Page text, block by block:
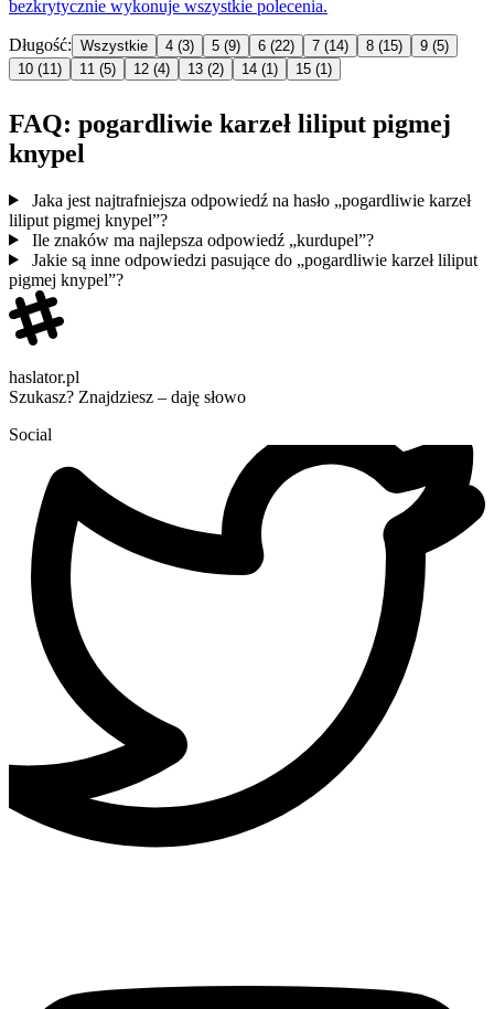
bezkrytycznie wykonuje wszystkie polecenia.
Długość: Wszystkie 4 (3) 5 (9) 6 (22) 7 (14) 8 (15) 9 (5)
10 (11) 11 (5) 12 (4) 13 (2) 14 (1) 15 (1)
FAQ: pogardliwie karzeł liliput pigmej
knypel
Jaka jest najtrafniejsza odpowiedź na hasło „pogardliwie karzeł
liliput pigmej knypel”?
Ile znaków ma najlepsza odpowiedź „kurdupel”?
Jakie są inne odpowiedzi pasujące do „pogardliwie karzeł liliput
pigmej knypel”?
haslator.pl
Szukasz? Znajdziesz – daję słowo
Social